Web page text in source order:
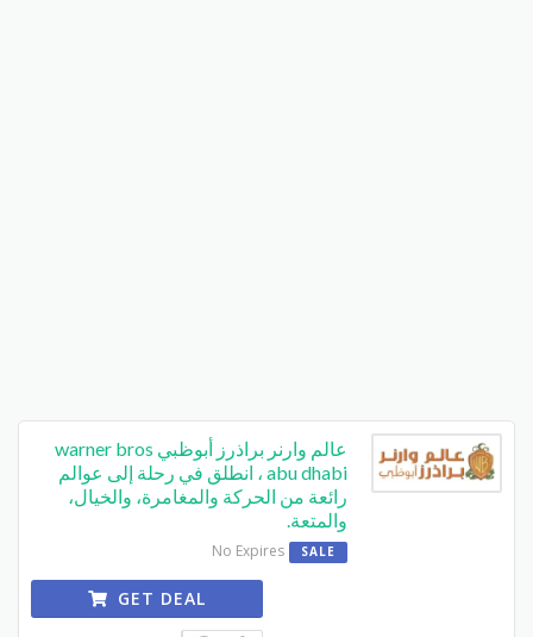
عالم وارنر براذرز أبوظبي warner bros
abu dhabi ، انطلق في رحلة إلى عوالم
رائعة من الحركة والمغامرة، والخيال،
والمتعة.
SALE
No Expires
GET DEAL